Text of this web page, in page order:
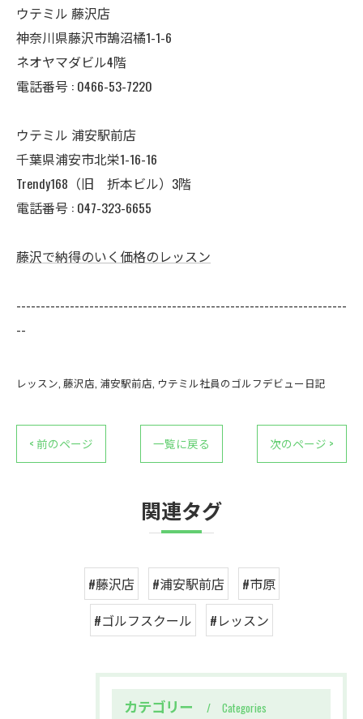
ウテミル 藤沢店
神奈川県藤沢市鵠沼橘1-1-6
ネオヤマダビル4階
電話番号 : 0466-53-7220
ウテミル 浦安駅前店
千葉県浦安市北栄1-16-16
Trendy168（旧 折本ビル）3階
電話番号 : 047-323-6655
藤沢で納得のいく価格のレッスン
--------------------------------------------------------------------
--
レッスン 藤沢店 浦安駅前店 ウテミル社員のゴルフデビュー日記
< 前のページ 一覧に戻る 次のページ >
関連タグ
#藤沢店 #浦安駅前店
#市原
#ゴルフスクール
#レッスン
カテゴリー Categories